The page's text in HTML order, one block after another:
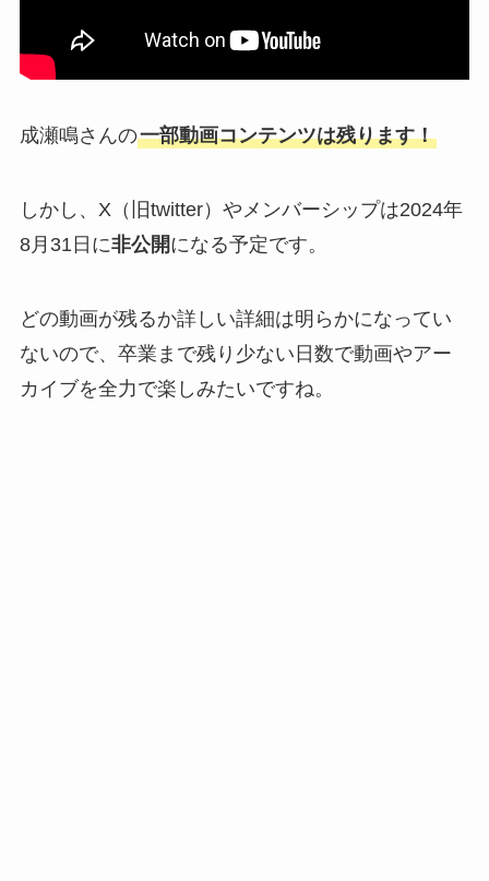
成瀬鳴さんの一部動画コンテンツは残ります！
しかし、X（旧twitter）やメンバーシップは2024年
8月31日に非公開になる予定です。
どの動画が残るか詳しい詳細は明らかになってい
ないので、卒業まで残り少ない日数で動画やアー
カイブを全力で楽しみたいですね。